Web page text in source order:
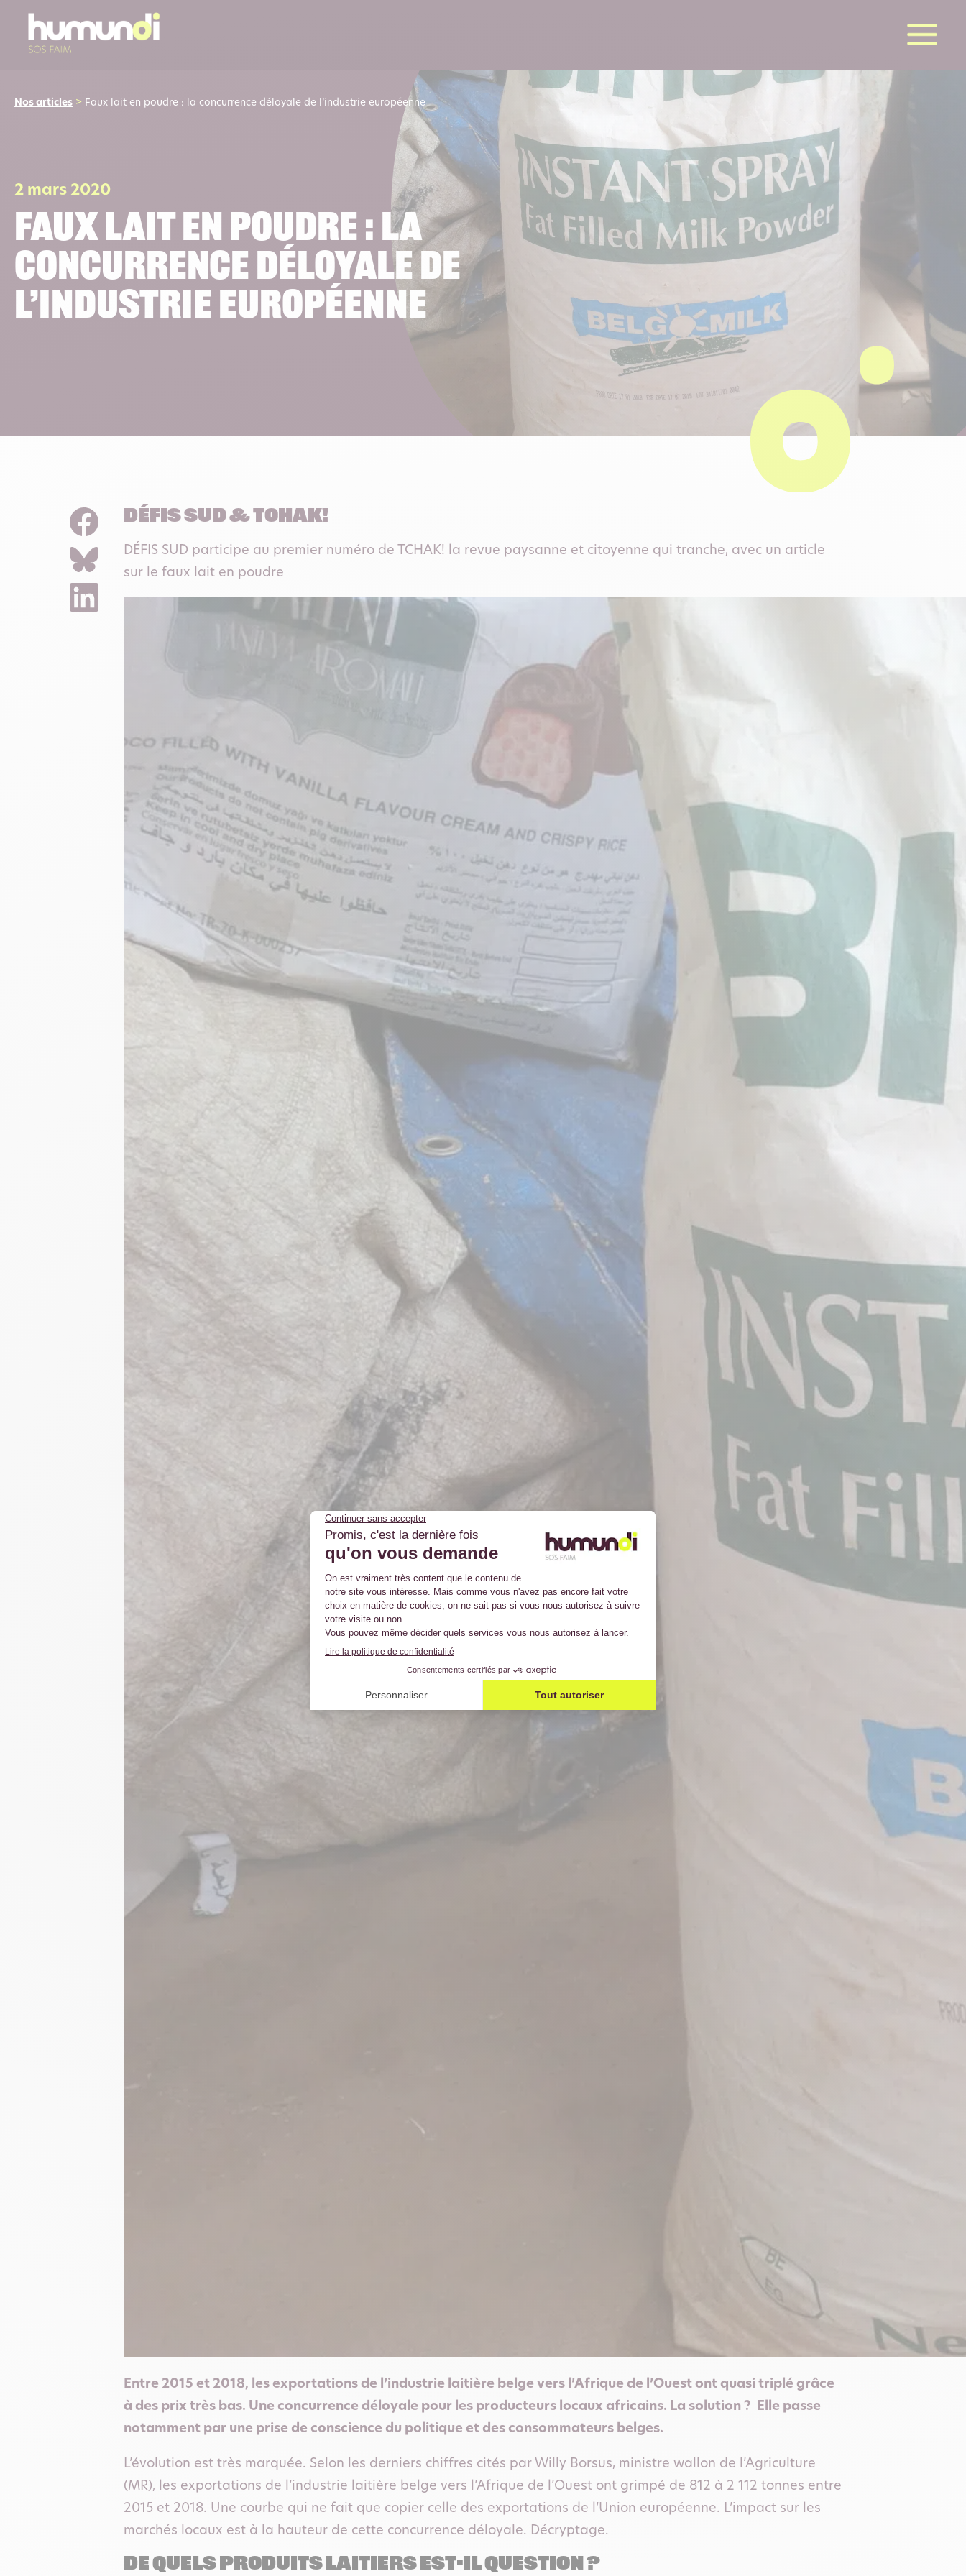
Nos articles > Faux lait en poudre : la concurrence déloyale de l’industrie européenne
2 mars 2020
Faux lait en poudre : la
concurrence déloyale de
l’industrie européenne
DÉFIS SUD & TCHAK!
DÉFIS SUD participe au premier numéro de TCHAK! la revue paysanne et citoyenne qui tranche, avec un article
sur le faux lait en poudre
Entre 2015 et 2018, les exportations de l’industrie laitière belge vers l’Afrique de l’Ouest ont quasi triplé grâce
à des prix très bas. Une concurrence déloyale pour les producteurs locaux africains. La solution ? Elle passe
notamment par une prise de conscience du politique et des consommateurs belges.
L’évolution est très marquée. Selon les derniers chiffres cités par Willy Borsus, ministre wallon de l’Agriculture
(MR), les exportations de l’industrie laitière belge vers l’Afrique de l’Ouest ont grimpé de 812 à 2 112 tonnes entre
2015 et 2018. Une courbe qui ne fait que copier celle des exportations de l’Union européenne. L’impact sur les
marchés locaux est à la hauteur de cette concurrence déloyale. Décryptage.
De quels produits laitiers est-il question ?